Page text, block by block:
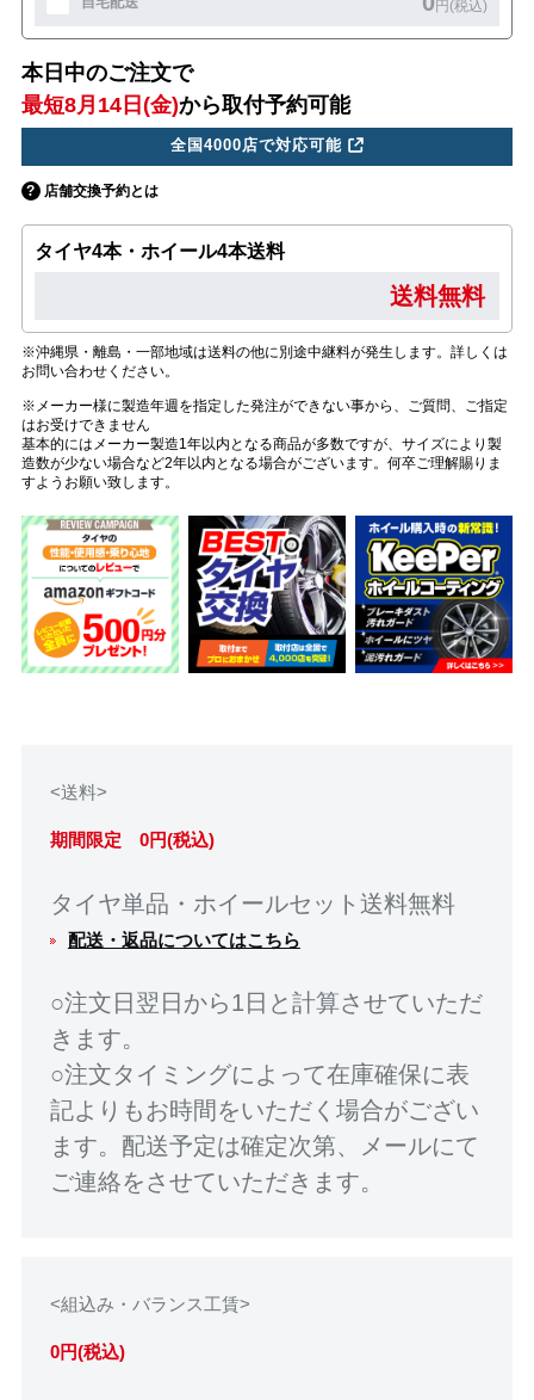
円(税込)
本日中のご注文で
最短8月14日(金)から取付予約可能
全国4000店で対応可能
店舗交換予約とは
タイヤ4本・ホイール4本送料
送料無料
※沖縄県・離島・一部地域は送料の他に別途中継料が発生します。詳しくは
お問い合わせください。
※メーカー様に製造年週を指定した発注ができない事から、ご質問、ご指定
はお受けできません
基本的にはメーカー製造1年以内となる商品が多数ですが、サイズにより製
造数が少ない場合など2年以内となる場合がございます。何卒ご理解賜りま
すようお願い致します。
<送料>
期間限定 0円(税込)
タイヤ単品・ホイールセット送料無料
配送・返品についてはこちら
○注文日翌日から1日と計算させていただ
きます。
○注文タイミングによって在庫確保に表
記よりもお時間をいただく場合がござい
ます。配送予定は確定次第、メールにて
ご連絡をさせていただきます。
<組込み・バランス工賃>
0円(税込)